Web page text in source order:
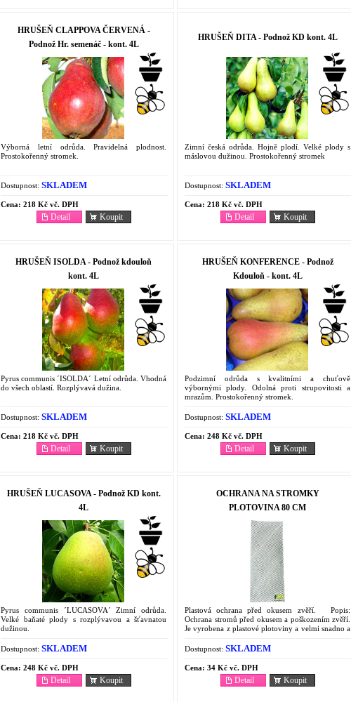
HRUŠEŇ CLAPPOVA ČERVENÁ -
Podnož Hr. semenáč - kont. 4L
Výborná letní odrůda. Pravidelná plodnost.
Prostokořenný stromek.
Dostupnost: SKLADEM
Cena: 218 Kč vč. DPH
Koupit
Detail
HRUŠEŇ DITA - Podnož KD kont. 4L
Zimní česká odrůda. Hojně plodí. Velké plody s
máslovou dužinou. Prostokořenný stromek
Dostupnost: SKLADEM
Cena: 218 Kč vč. DPH
Koupit
Detail
HRUŠEŇ ISOLDA - Podnož kdouloň
kont. 4L
Pyrus communis ´ISOLDA´ Letní odrůda. Vhodná
do všech oblastí. Rozplývavá dužina.
Dostupnost: SKLADEM
Cena: 218 Kč vč. DPH
Koupit
Detail
HRUŠEŇ KONFERENCE - Podnož
Kdouloň - kont. 4L
Podzimní odrůda s kvalitními a chuťově
výbornými plody. Odolná proti strupovitosti a
mrazům. Prostokořenný stromek.
Dostupnost: SKLADEM
Cena: 248 Kč vč. DPH
Koupit
Detail
HRUŠEŇ LUCASOVA - Podnož KD kont.
4L
Pyrus communis ´LUCASOVA´ Zimní odrůda.
Velké baňaté plody s rozplývavou a šťavnatou
dužinou.
Dostupnost: SKLADEM
Cena: 248 Kč vč. DPH
Koupit
Detail
OCHRANA NA STROMKY
PLOTOVINA 80 CM
Plastová ochrana před okusem zvěří. Popis:
Ochrana stromů před okusem a poškozením zvěří.
Je vyrobena z plastové plotoviny a velmi snadno a
Dostupnost: SKLADEM
Cena: 34 Kč vč. DPH
Koupit
Detail